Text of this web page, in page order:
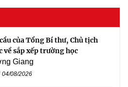
của Tổng Bí thư, Chủ tịch
về sắp xếp trường học
Giang
04/08/2026